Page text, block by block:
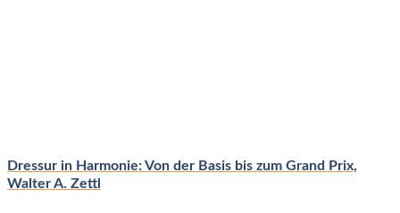
Dressur in Harmonie: Von der Basis bis zum Grand Prix,
Walter A. Zettl